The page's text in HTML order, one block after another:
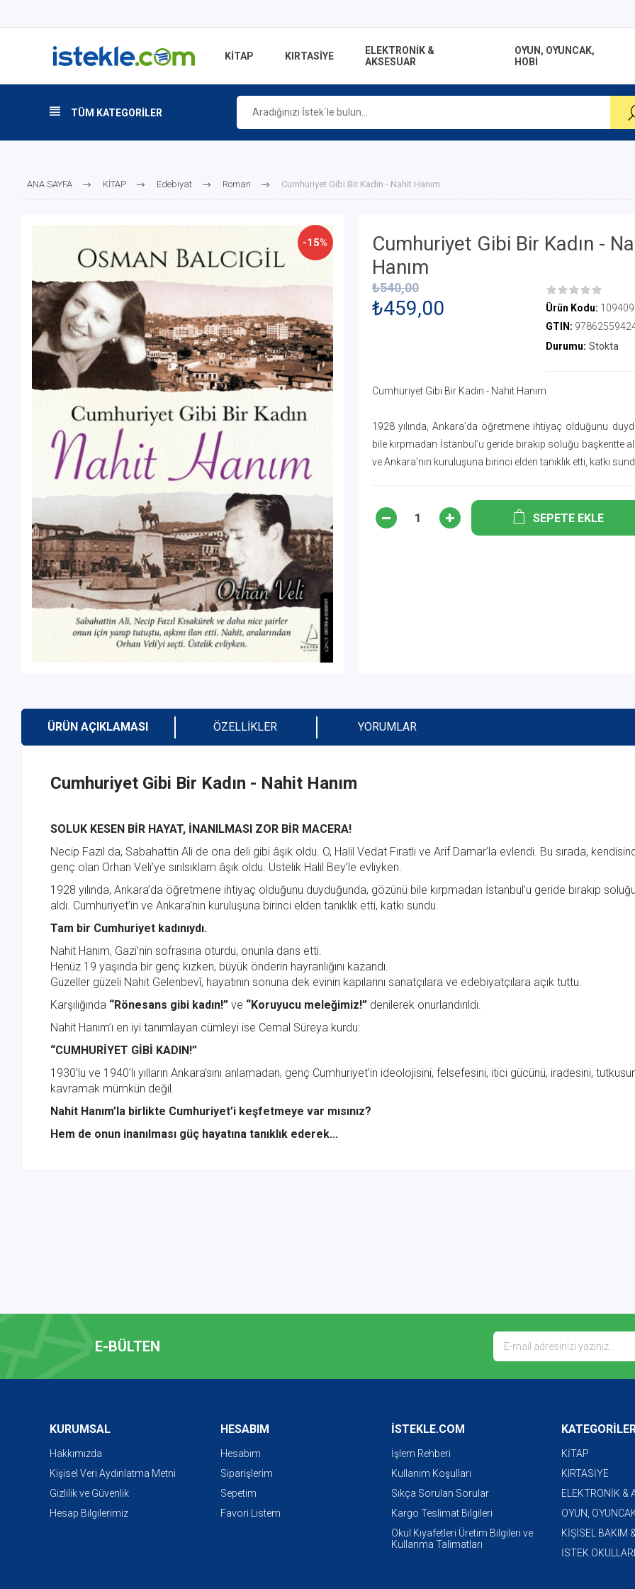
KİTAP KIRTASİYE
ELEKTRONİK &
AKSESUAR
OYUN, OYUNCAK,
HOBİ
TÜM KATEGORİLER
ANA SAYFA KİTAP Edebiyat Roman Cumhuriyet Gibi Bir Kadın - Nahit Hanım
-15%
Cumhuriyet Gibi Bir Kadın -
Hanım
₺459,00
₺540,00
Ürün Kodu: 109409
GTIN:
Durumu: Stokta
Cumhuriyet Gibi Bir Kadın - Nahit Hanım
1928 yılında, Ankara’da öğretmene ihtiyaç olduğunu
bile kırpmadan İstanbul’u geride bırakıp soluğu başkentte
ve Ankara’nın kuruluşuna birinci elden tanıklık etti, katkı
SEPETE EKLE
ÜRÜN AÇIKLAMASI ÖZELLIKLER YORUMLAR
Cumhuriyet Gibi Bir Kadın - Nahit Hanım
SOLUK KESEN BİR HAYAT, İNANILMASI ZOR BİR MACERA!
Necip Fazıl da, Sabahattin Ali de ona deli gibi âşık oldu. O, Halil Vedat Fıratlı ve Arif Damar’la evlendi. Bu sırada,
genç olan Orhan Veli’ye sırılsıklam âşık oldu. Üstelik Halil Bey’le evliyken.
1928 yılında, Ankara’da öğretmene ihtiyaç olduğunu duyduğunda, gözünü bile kırpmadan İstanbul’u geride bırakıp
aldı. Cumhuriyet’in ve Ankara’nın kuruluşuna birinci elden tanıklık etti, katkı sundu.
Tam bir Cumhuriyet kadınıydı.
Nahit Hanım, Gazi’nin sofrasına oturdu, onunla dans etti.
Henüz 19 yaşında bir genç kızken, büyük önderin hayranlığını kazandı.
Güzeller güzeli Nahit Gelenbevî, hayatının sonuna dek evinin kapılarını sanatçılara ve edebiyatçılara açık tuttu.
Karşılığında “Rönesans gibi kadın!” ve “Koruyucu meleğimiz!” denilerek onurlandırıldı.
Nahit Hanım’ı en iyi tanımlayan cümleyi ise Cemal Süreya kurdu:
“CUMHURİYET GİBİ KADIN!”
1930’lu ve 1940’lı yılların Ankara’sını anlamadan, genç Cumhuriyet’in ideolojisini, felsefesini, itici gücünü, iradesini,
kavramak mümkün değil.
Nahit Hanım’la birlikte Cumhuriyet’i keşfetmeye var mısınız?
Hem de onun inanılması güç hayatına tanıklık ederek...
E-BÜLTEN
KURUMSAL
Hakkımızda
Kişisel Veri Aydınlatma Metni
Gizlilik ve Güvenlik
Hesap Bilgilerimiz
HESABIM
Hesabım
Siparişlerim
Sepetim
Favori Listem
İSTEKLE.COM
İşlem Rehberi
Kullanım Koşulları
Sıkça Sorulan Sorular
Kargo Teslimat Bilgileri
Okul Kıyafetleri Üretim Bilgileri ve
Kullanma Talimatları
KİTAP
KIRTASİYE
ELEKTRONİK &
OYUN,
KİŞİSEL BAKIM
İSTEK